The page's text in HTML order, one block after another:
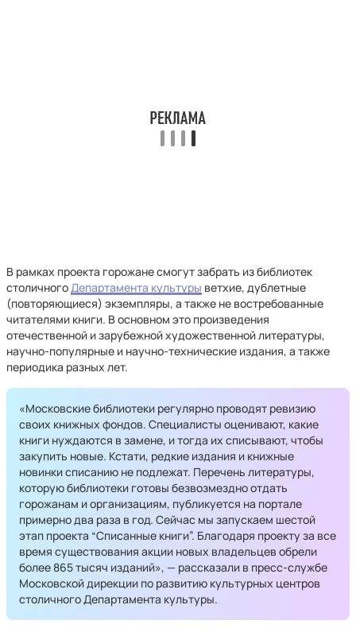
В рамках проекта горожане смогут забрать из библиотек
столичногоДепартамента культуры ветхие, дублетные
(повторяющиеся) экземпляры, а также не востребованные
читателями книги. В основном это произведения
отечественной и зарубежной художественной литературы,
научно-популярные и научно-технические издания, а также
периодика разных лет.
«Московские библиотеки регулярно проводят ревизию
своих книжных фондов. Специалисты оценивают, какие
книги нуждаются в замене, и тогда их списывают, чтобы
закупить новые. Кстати, редкие издания и книжные
новинки списанию не подлежат. Перечень литературы,
которую библиотеки готовы безвозмездно отдать
горожанам и организациям, публикуется на портале
примерно два раза в год. Сейчас мы запускаем шестой
этап проекта “Списанные книги”. Благодаря проекту за все
время существования акции новых владельцев обрели
более 865 тысяч изданий», — рассказали в пресс-службе
Московской дирекции по развитию культурных центров
столичного Департамента культуры.